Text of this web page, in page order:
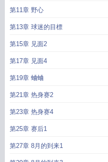
第11章 野心
第13章 球迷的目標
第15章 见面2
第17章 见面4
第19章 蛐蛐
第21章 热身赛2
第23章 热身赛4
第25章 赛后1
第27章 8月的到来1